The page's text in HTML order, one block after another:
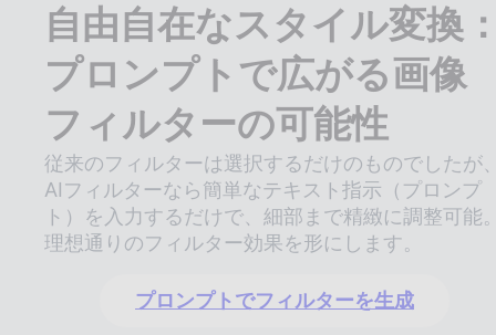
自由自在なスタイル変換
プロンプトで広がる画像
フィルターの可能性
従来のフィルターは選択するだけのものでしたが
AIフィルターなら簡単なテキスト指示（プロンプ
ト）を入力するだけで、細部まで精緻に調整可能
理想通りのフィルター効果を形にします。
プロンプトでフィルターを生成